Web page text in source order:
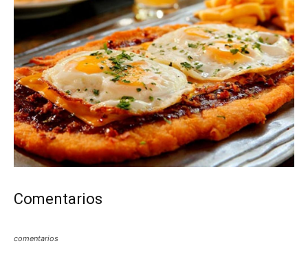
Comentarios
comentarios